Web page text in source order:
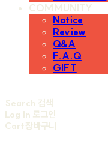
COMMUNITY
Notice
Review
Q&A
F.A.Q
GIFT
Search 검색
Log In 로그인
Cart장바구니